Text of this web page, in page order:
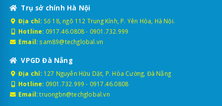
Trụ sở chính Hà Nội
Địa chỉ: Số 18, ngõ 112 Trung Kính, P. Yên Hòa, Hà Nội.
Hotline: 0917.46.0808- 0901.732.999
Email: sam89@techglobal.vn
VPGD Đà Nẵng
Địa chỉ: 127 Nguyễn Hữu Dật, P. Hòa Cường, Đà Nẵng
Hotline: 0901.732.999 - 0917.46.0808
Email: truongbn@techglobal.vn